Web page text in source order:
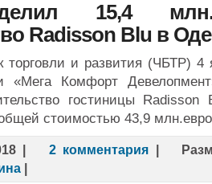
15,4
Radisson Blu в
торговли и развития (ЧБТР) 4
«Мега Комфорт
гостиницы Radisson
стоимостью 43,9
| 2 комментария
|